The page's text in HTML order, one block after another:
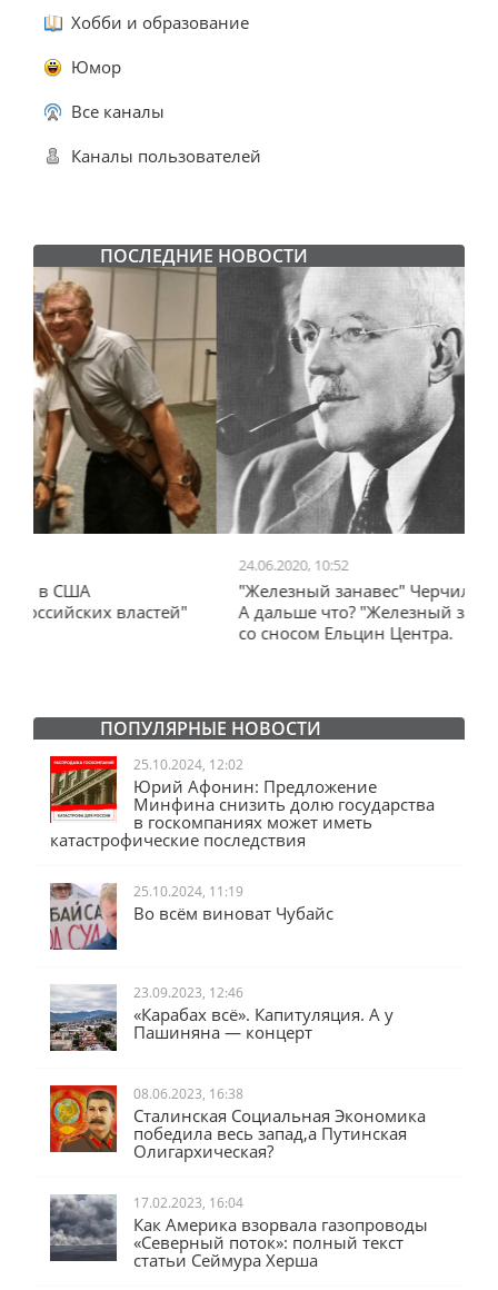
Хобби и образование
Юмор
Все каналы
Каналы пользователей
ПОСЛЕДНИЕ НОВОСТИ
"Железный занавес" Черчилля, план Даллеса.
А дальше что? "Железный занавес" от Запада
со сносом Ельцин Центра.
ПОПУЛЯРНЫЕ НОВОСТИ
25.10.2024, 12:02
Юрий Афонин: Предложение
Минфина снизить долю государства
в госкомпаниях может иметь
катастрофические последствия
25.10.2024, 11:19
Во всём виноват Чубайс
23.09.2023, 12:46
«Карабах всё». Капитуляция. А у
Пашиняна — концерт
08.06.2023, 16:38
Сталинская Социальная Экономика
победила весь запад,а Путинская
Олигархическая?
17.02.2023, 16:04
Как Америка взорвала газопроводы
«Северный поток»: полный текст
статьи Сеймура Херша